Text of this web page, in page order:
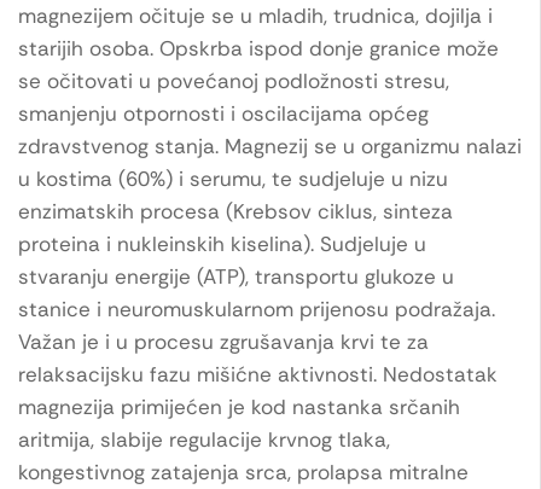
magnezijem očituje se u mladih, trudnica, dojilja i
starijih osoba. Opskrba ispod donje granice može
se očitovati u povećanoj podložnosti stresu,
smanjenju otpornosti i oscilacijama općeg
zdravstvenog stanja. Magnezij se u organizmu nalazi
u kostima (60%) i serumu, te sudjeluje u nizu
enzimatskih procesa (Krebsov ciklus, sinteza
proteina i nukleinskih kiselina). Sudjeluje u
stvaranju energije (ATP), transportu glukoze u
stanice i neuromuskularnom prijenosu podražaja.
Važan je i u procesu zgrušavanja krvi te za
relaksacijsku fazu mišićne aktivnosti. Nedostatak
magnezija primijećen je kod nastanka srčanih
aritmija, slabije regulacije krvnog tlaka,
kongestivnog zatajenja srca, prolapsa mitralne